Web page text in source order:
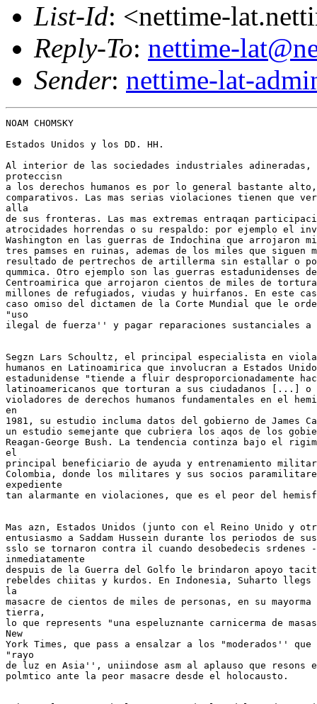
List-Id: <nettime-
Reply-To: nettime-
Sender: nettime-lat-
NOAM CHOMSKY
Estados Unidos y los DD. HH.
Al interior de las sociedades industriales
proteccisn
a los derechos humanos es por lo general bastante
comparativos. Las mas serias violaciones tienen que ver
alla
de sus fronteras. Las mas extremas entraqan
atrocidades horrendas o su respaldo: por ejemplo el
Washington en las guerras de Indochina que arrojaron
tres pamses en ruinas, ademas de los miles que siguen
resultado de pertrechos de artillerma sin estallar o
qummica. Otro ejemplo son las guerras estadunidenses
Centroamirica que arrojaron cientos de miles de
millones de refugiados, viudas y huirfanos. En este
caso omiso del dictamen de la Corte Mundial que le
"uso
ilegal de fuerza'' y pagar reparaciones sustanciales a
Segzn Lars Schoultz, el principal especialista en
humanos en Latinoamirica que involucran a Estados
estadunidense "tiende a fluir desproporcionadamente
latinoamericanos que torturan a sus ciudadanos [...] o
violadores de derechos humanos fundamentales en el
en
1981, su estudio incluma datos del gobierno de James
un estudio semejante que cubriera los aqos de los
Reagan-George Bush. La tendencia continza bajo el
el
principal beneficiario de ayuda y entrenamiento militar
Colombia, donde los militares y sus socios
expediente
tan alarmante en violaciones, que es el peor del
Mas azn, Estados Unidos (junto con el Reino Unido y
entusiasmo a Saddam Hussein durante los periodos de
sslo se tornaron contra il cuando desobedecis srdenes
inmediatamente
despuis de la Guerra del Golfo le brindaron apoyo
rebeldes chiitas y kurdos. En Indonesia, Suharto llegs
la
masacre de cientos de miles de personas, en su mayorma
tierra,
lo que represents "una espeluznante carnicerma de
New
York Times, que pass a ensalzar a los "moderados''
"rayo
de luz en Asia'', uniindose asm al aplauso que resons
polmtico ante la peor masacre desde el holocausto.